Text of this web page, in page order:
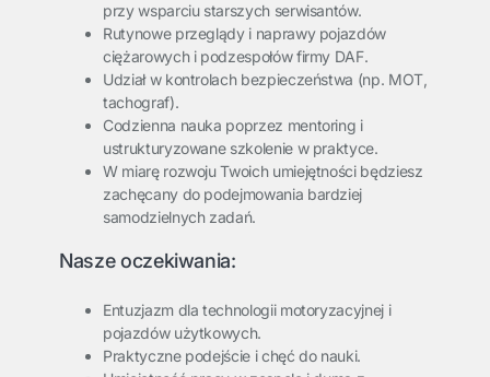
przy wsparciu starszych serwisantów.
Rutynowe przeglądy i naprawy pojazdów
ciężarowych i podzespołów firmy DAF.
Udział w kontrolach bezpieczeństwa (np. MOT,
tachograf).
Codzienna nauka poprzez mentoring i
ustrukturyzowane szkolenie w praktyce.
W miarę rozwoju Twoich umiejętności będziesz
zachęcany do podejmowania bardziej
samodzielnych zadań.
Nasze oczekiwania:
Entuzjazm dla technologii motoryzacyjnej i
pojazdów użytkowych.
Praktyczne podejście i chęć do nauki.